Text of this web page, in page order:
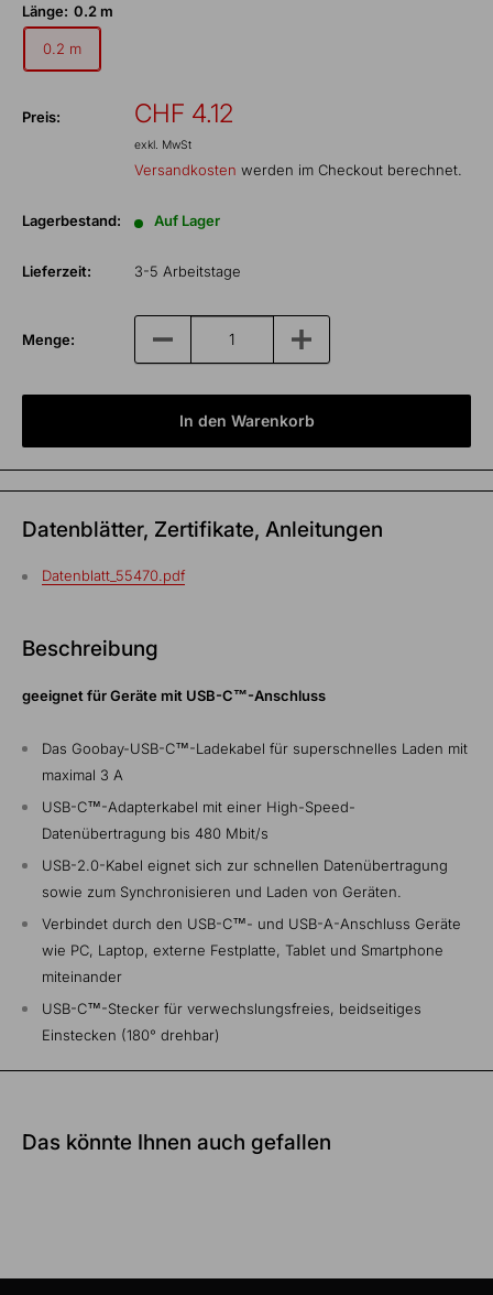
Länge: 0.2 m
0.2 m
Preis: Sonderpreis
CHF 4.12
exkl. MwSt
Versandkosten werden im Checkout berechnet.
Lagerbestand: Auf Lager
Lieferzeit: 3-5 Arbeitstage
Menge:
In den Warenkorb
Datenblätter, Zertifikate, Anleitungen
Datenblatt_55470.pdf
Beschreibung
geeignet für Geräte mit USB-C™-Anschluss
Das Goobay-USB-C™-Ladekabel für superschnelles Laden mit
maximal 3 A
USB-C™-Adapterkabel mit einer High-Speed-
Datenübertragung bis 480 Mbit/s
USB-2.0-Kabel eignet sich zur schnellen Datenübertragung
sowie zum Synchronisieren und Laden von Geräten.
Verbindet durch den USB-C™- und USB-A-Anschluss Geräte
wie PC, Laptop, externe Festplatte, Tablet und Smartphone
miteinander
USB-C™-Stecker für verwechslungsfreies, beidseitiges
Einstecken (180° drehbar)
Das könnte Ihnen auch gefallen